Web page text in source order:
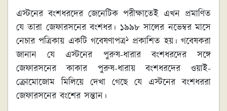
এস্টনের বংশধরদের জেনেটিক পরীক্ষাতেই এখন প্রমাণিত
যে তারা জেফারসনের বংশধর। ১৯৯৮ সালের নভেম্বর মাসে
নেচার পত্রিকায় একটি গবেষণাপত্র১ প্রকাশিত হয়। গবেষকরা
জানান যে এস্টনের পুরুষ-ধারার বংশধরদের সঙ্গে
জেফারসনের কাকার পুরুষ-ধারায় বংশধরদের ওয়াই-
ক্রোমোজোম মিলিয়ে দেখা গেছে যে এস্টনের বংশধররা
জেফারসনের বংশের সন্তান।